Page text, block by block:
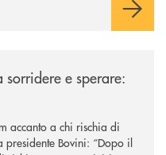
sorridere e sperare:
accanto a chi rischia di
Bovini: “Dopo il